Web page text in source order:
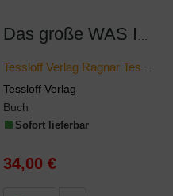
Tessloff Verlag
Buch
Sofort lieferbar
34,00 €